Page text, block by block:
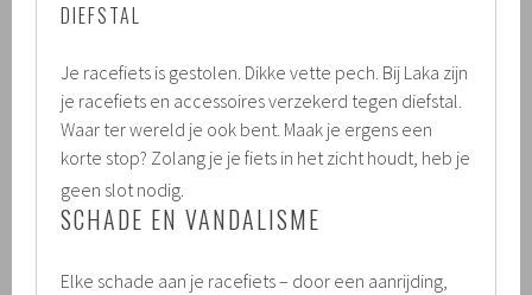
DIEFSTAL
Je racefiets is gestolen. Dikke vette pech. Bij Laka zijn
je racefiets en accessoires verzekerd tegen diefstal.
Waar ter wereld je ook bent. Maak je ergens een
korte stop? Zolang je je fiets in het zicht houdt, heb je
geen slot nodig.
SCHADE EN VANDALISME
Elke schade aan je racefiets – door een aanrijding,